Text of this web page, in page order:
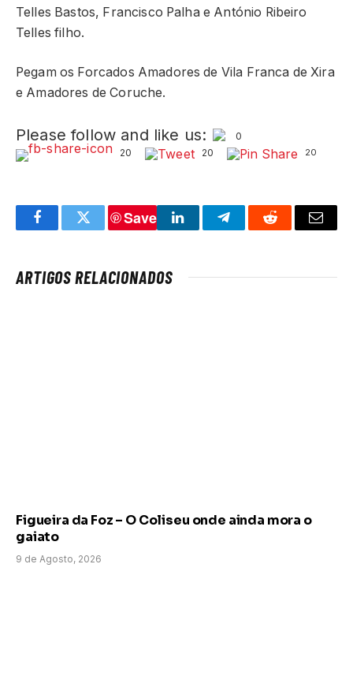
Telles Bastos, Francisco Palha e António Ribeiro
Telles filho.
Pegam os Forcados Amadores de Vila Franca de Xira
e Amadores de Coruche.
Please follow and like us:
0
20
20 20
FacebookTwitter
Save
LinkedInTelegramReddit Email
ARTIGOS RELACIONADOS
Figueira da Foz – O Coliseu onde ainda mora o
gaiato
9 de Agosto, 2026